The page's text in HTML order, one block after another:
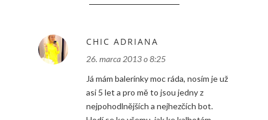
CHIC ADRIANA
26. marca 2013 o 8:25
Já mám balerínky moc ráda, nosím je už
asi 5 let a pro mě to jsou jedny z
nejpohodlnějších a nejhezčích bot.